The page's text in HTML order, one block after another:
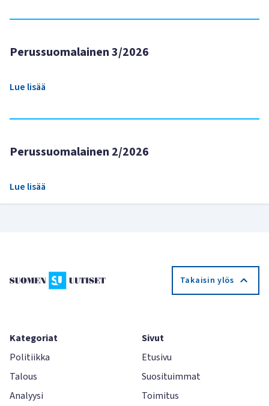
Perussuomalainen 3/2026
Lue lisää
Perussuomalainen 2/2026
Lue lisää
Takaisin ylös
Kategoriat
Politiikka
Talous
Analyysi
Sivut
Etusivu
Suosituimmat
Toimitus